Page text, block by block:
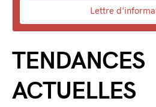
Lettre
TENDANCES
ACTUELLES